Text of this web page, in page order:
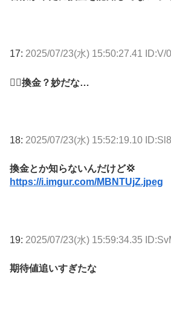
17: 2025/07/23(水) 15:50:27.41 ID:V/
👮‍♂換金？妙だな…
18: 2025/07/23(水) 15:52:19.10
換金とか知らないんだけど💢
https://i.imgur.com/MBNTUjZ.jpeg
19: 2025/07/23(水) 15:59:34.35
期待値追いすぎたな